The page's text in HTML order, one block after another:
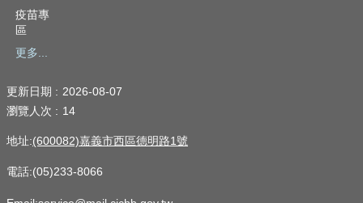
疫苗專
區
更多...
更新日期
2026-08-07
瀏覽人次
14
地址:(600082)嘉義市西區德明路1號
電話:(05)233-8066